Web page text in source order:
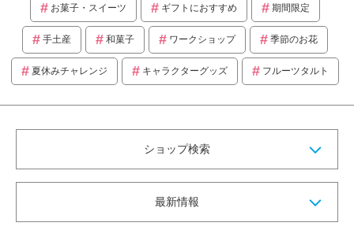
お菓子・スイーツ ギフトにおすすめ 期間限定
手土産 和菓子 ワークショップ 季節のお花
夏休みチャレンジ キャラクターグッズ フルーツタルト
ショップ検索
最新情報